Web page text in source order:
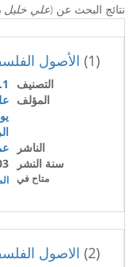
نتائج البحث عن (علي خليل
(1) الأصول
التصنيف
المؤلف
الناشر
سنة النشر
متاح في
(2) الاصول